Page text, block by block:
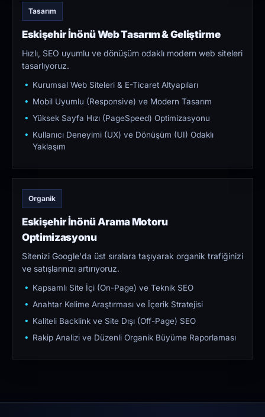
Tasarım
Eskişehir İnönü Web Tasarım & Geliştirme
Hızlı, SEO uyumlu ve dönüşüm odaklı modern web siteleri
tasarlıyoruz.
Kurumsal Web Siteleri & E-Ticaret Altyapıları
Mobil Uyumlu (Responsive) ve Modern Tasarım
Yüksek Sayfa Hızı (PageSpeed) Optimizasyonu
Kullanıcı Deneyimi (UX) ve Dönüşüm (UI) Odaklı
Yaklaşım
Organik
Eskişehir İnönü Arama Motoru
Optimizasyonu
Sitenizi Google'da üst sıralara taşıyarak organik trafiğinizi
ve satışlarınızı artırıyoruz.
Kapsamlı Site İçi (On-Page) ve Teknik SEO
Anahtar Kelime Araştırması ve İçerik Stratejisi
Kaliteli Backlink ve Site Dışı (Off-Page) SEO
Rakip Analizi ve Düzenli Organik Büyüme Raporlaması